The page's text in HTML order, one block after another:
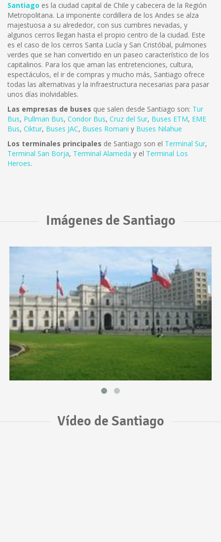
Santiago es la ciudad capital de Chile y cabecera de la Región
Metropolitana. La imponente cordillera de los Andes se alza
majestuosa a su alrededor, con sus cumbres nevadas, y
algunos cerros llegan hasta el propio centro de la ciudad. Este
es el caso de los cerros Santa Lucía y San Cristóbal, pulmones
verdes que se han convertido en un paseo característico de los
capitalinos. Para los que aman las entretenciones, cultura,
espectáculos, el ir de compras y mucho más, Santiago ofrece
todas las alternativas y la infraestructura necesarias para pasar
unos días inolvidables.
Las empresas de buses que salen desde Santiago son: Tur
Bus, Pullman Bus, Condor Bus, Cruz del Sur, Buses ETM, EME
Bus, Ciktur, Buses JAC, Buses Romani y Buses Nilahue
Los terminales principales de Santiago son el Terminal Sur,
Terminal San Borja, Terminal Alameda y el Terminal Los
Heroes.
Imágenes de Santiago
Vídeo de Santiago